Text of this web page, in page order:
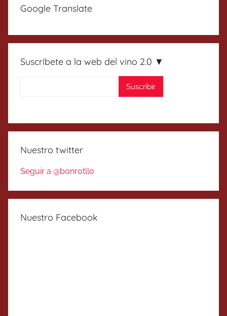
Google Translate
Suscríbete a la web del vino 2.0 ▼
Nuestro twitter
Seguir a @bonrotllo
Nuestro Facebook